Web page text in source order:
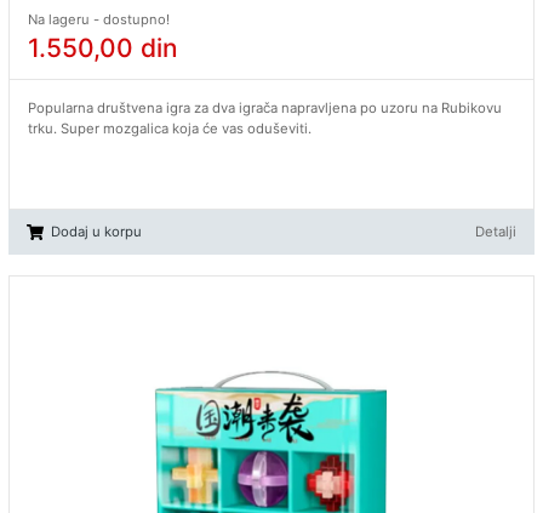
Na lageru - dostupno!
1.550,00 din
Popularna društvena igra za dva igrača napravljena po uzoru na Rubikovu
trku. Super mozgalica koja će vas oduševiti.
Dodaj u korpu Detalji